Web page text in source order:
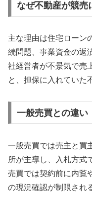
なぜ不動産が競売
主な理由は住宅ローン
続問題、事業資金の返
社経営者が不景気で売
と、担保に入れていた
一般売買との違い
一般売買では売主と買
所が主導し、入札方式
売買では契約前に内覧
の現況確認が制限され